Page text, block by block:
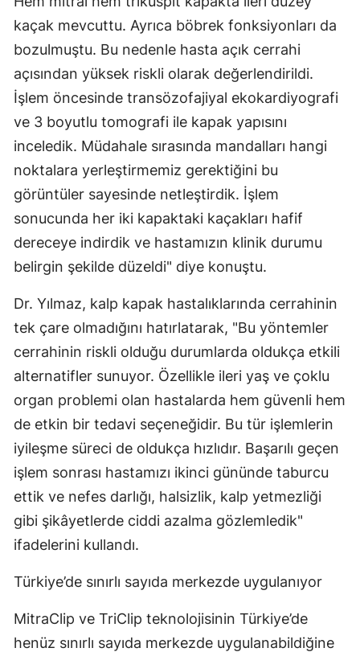
kaçak mevcuttu. Ayrıca böbrek fonksiyonları da
bozulmuştu. Bu nedenle hasta açık cerrahi
açısından yüksek riskli olarak değerlendirildi.
İşlem öncesinde transözofajiyal ekokardiyografi
ve 3 boyutlu tomografi ile kapak yapısını
inceledik. Müdahale sırasında mandalları hangi
noktalara yerleştirmemiz gerektiğini bu
görüntüler sayesinde netleştirdik. İşlem
sonucunda her iki kapaktaki kaçakları hafif
dereceye indirdik ve hastamızın klinik durumu
belirgin şekilde düzeldi" diye konuştu.
Dr. Yılmaz, kalp kapak hastalıklarında cerrahinin
tek çare olmadığını hatırlatarak, "Bu yöntemler
cerrahinin riskli olduğu durumlarda oldukça etkili
alternatifler sunuyor. Özellikle ileri yaş ve çoklu
organ problemi olan hastalarda hem güvenli hem
de etkin bir tedavi seçeneğidir. Bu tür işlemlerin
iyileşme süreci de oldukça hızlıdır. Başarılı geçen
işlem sonrası hastamızı ikinci gününde taburcu
ettik ve nefes darlığı, halsizlik, kalp yetmezliği
gibi şikâyetlerde ciddi azalma gözlemledik"
ifadelerini kullandı.
Türkiye’de sınırlı sayıda merkezde uygulanıyor
MitraClip ve TriClip teknolojisinin Türkiye’de
henüz sınırlı sayıda merkezde uygulanabildiğine